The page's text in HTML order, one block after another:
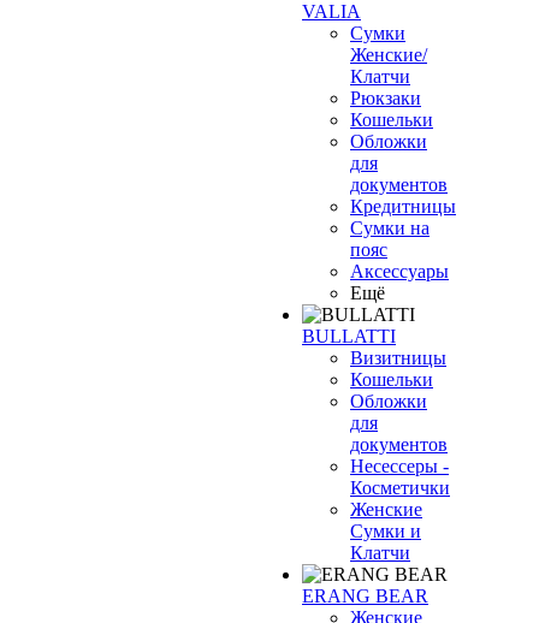
VALIA
Сумки
Женские/
Клатчи
Рюкзаки
Кошельки
Обложки
для
документов
Кредитницы
Сумки на
пояс
Аксессуары
Ещё
BULLATTI
Визитницы
Кошельки
Обложки
для
документов
Несессеры -
Косметички
Женские
Сумки и
Клатчи
ERANG BEAR
Женские